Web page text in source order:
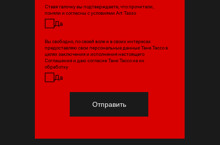
Ставя галочку вы подтверждаете, что прочитали,
поняли и согласны с условиями Art Tasso
Да
Вы свободно, по своей воле и в своих интересах
предоставляю свои персональные данные Тане Тассо в
целях заключения и исполнения настоящего
Соглашения и даю согласие Тане Тассо на их
обработку
Да
Отправить